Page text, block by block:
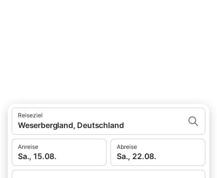
Reiseziel
Weserbergland, Deutschland
Anreise
Sa., 15.08.
Abreise
Sa., 22.08.